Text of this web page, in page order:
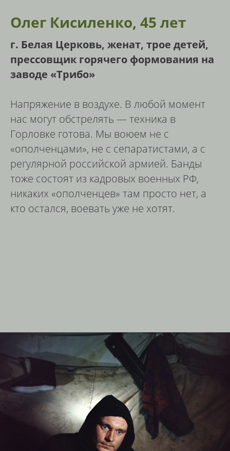
Олег Кисиленко, 45 лет
г. Белая Церковь, женат, трое детей,
прессовщик горячего формования на
заводе «Трибо»
Напряжение в воздухе. В любой момент
нас могут обстрелять — техника в
Горловке готова. Мы воюем не с
«ополченцами», не с сепаратистами, а с
регулярной российской армией. Банды
тоже состоят из кадровых военных РФ,
никаких «ополченцев» там просто нет, а
кто остался, воевать уже не хотят.